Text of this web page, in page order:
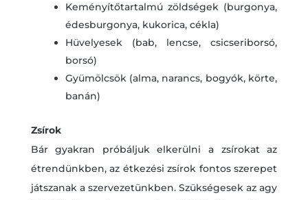
Keményítőtartalmú zöldségek (burgonya,
édesburgonya, kukorica, cékla)
Hüvelyesek (bab, lencse, csicseriborsó,
borsó)
Gyümölcsök (alma, narancs, bogyók, körte,
banán)
Zsírok
Bár gyakran próbáljuk elkerülni a zsírokat az
étrendünkben, az étkezési zsírok fontos szerepet
játszanak a szervezetünkben. Szükségesek az agy